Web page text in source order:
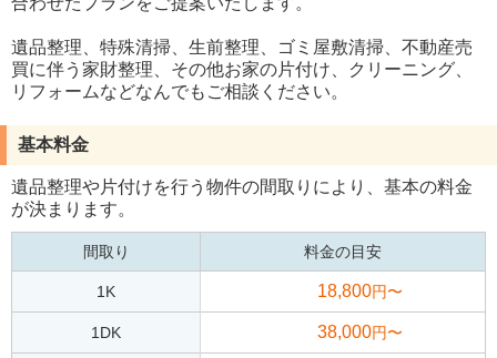
遺品整理、特殊清掃、生前整理、ゴミ屋敷清掃、不動産売
買に伴う家財整理、その他お家の片付け、クリーニング、
リフォームなどなんでもご相談ください。
基本料金
遺品整理や片付けを行う物件の間取りにより、基本の料金
が決まります。
間取り 料金の目安
1K 18,800円〜
1DK 38,000円〜